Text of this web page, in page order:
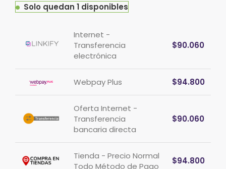
Solo quedan 1 disponibles
Internet -
Transferencia
electrónica
$90.060
Webpay Plus $94.800
Oferta Internet -
Transferencia
bancaria directa
$90.060
Tienda - Precio Normal
Todo Método de Pago
$94.800